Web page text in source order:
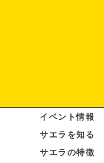
イベント情報
サエラを知る
サエラの特徴